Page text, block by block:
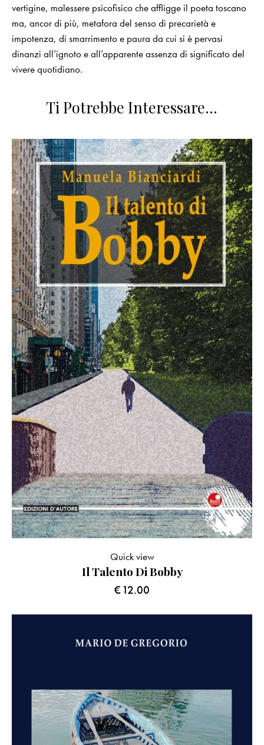
vertigine, malessere psicofisico che affligge il poeta toscano
ma, ancor di più, metafora del senso di precarietà e
impotenza, di smarrimento e paura da cui si è pervasi
dinanzi all’ignoto e all’apparente assenza di significato del
vivere quotidiano.
Ti Potrebbe Interessare…
Il Talento Di Bobby
€12.00
Quick view